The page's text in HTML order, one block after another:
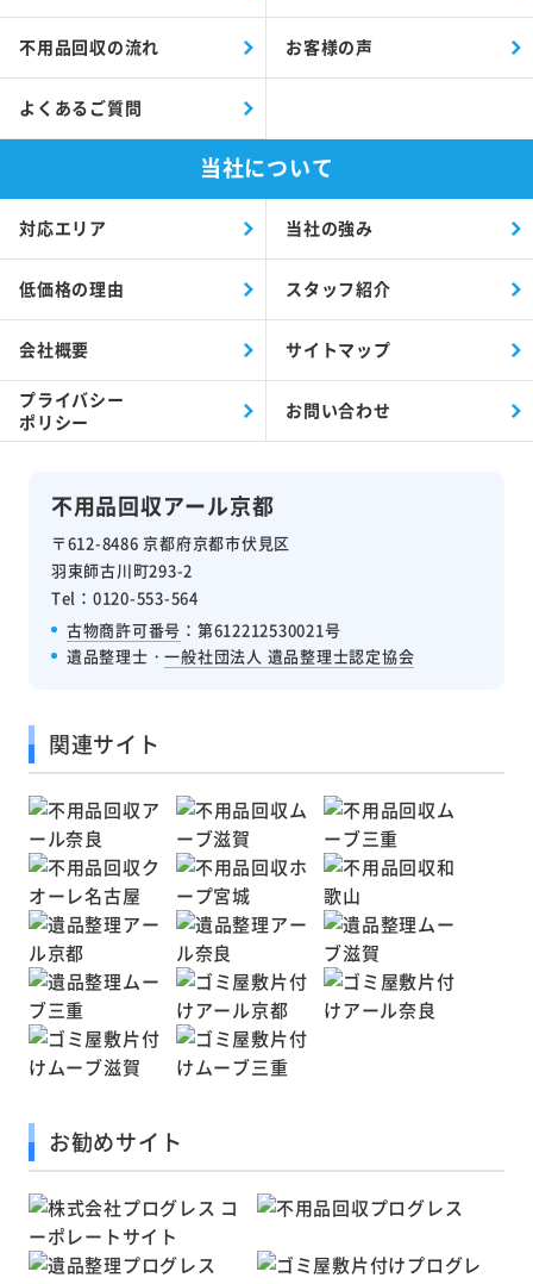
不用品回収アール京都
〒612-8486 京都府京都市伏見区
羽束師古川町293-2
Tel：0120-553-564
古物商許可番号 ：第612212530021号
遺品整理士・一般社団法人 遺品整理士認定協会
不用品回収の流れ お客様の声
よくあるご質問
当社について
対応エリア 当社の強み
低価格の理由 スタッフ紹介
会社概要 サイトマップ
プライバシー
ポリシー
お問い合わせ
関連サイト
お勧めサイト